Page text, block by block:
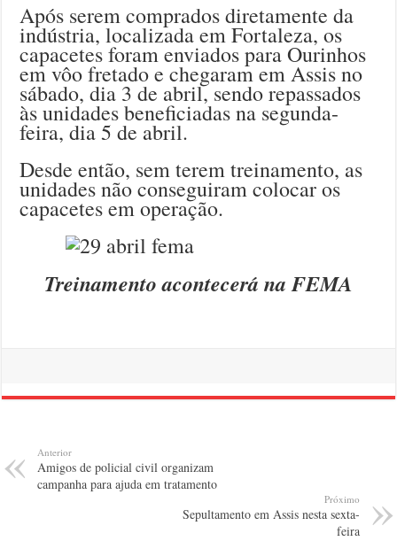
Após serem comprados diretamente da
indústria, localizada em Fortaleza, os
capacetes foram enviados para Ourinhos
em vôo fretado e chegaram em Assis no
sábado, dia 3 de abril, sendo repassados
às unidades beneficiadas na segunda-
feira, dia 5 de abril.
Desde então, sem terem treinamento, as
unidades não conseguiram colocar os
capacetes em operação.
Treinamento acontecerá na FEMA
Anterior
Amigos de policial civil organizam
campanha para ajuda em tratamento
Próximo
Sepultamento em Assis nesta sexta-
feira